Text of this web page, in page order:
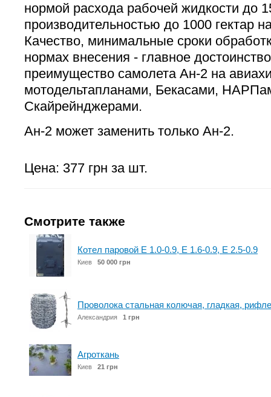
нормой расхода рабочей жидкости до
производительностью до 1000 гектар
Качество, минимальные сроки
нормах внесения - главное
преимущество самолета Ан-2 на
мотодельтапланами, Бекасами,
Скайрейнджерами.
Ан-2 может заменить только Ан-2.
Цена: 377 грн за шт.
Смотрите также
Котел паровой Е 1.0-0.9, Е 1.6-0.9, Е 2.5-0.9
Киев 50 000 грн
Проволока стальная колючая, гладкая,
Александрия 1 грн
Агроткань
Киев 21 грн